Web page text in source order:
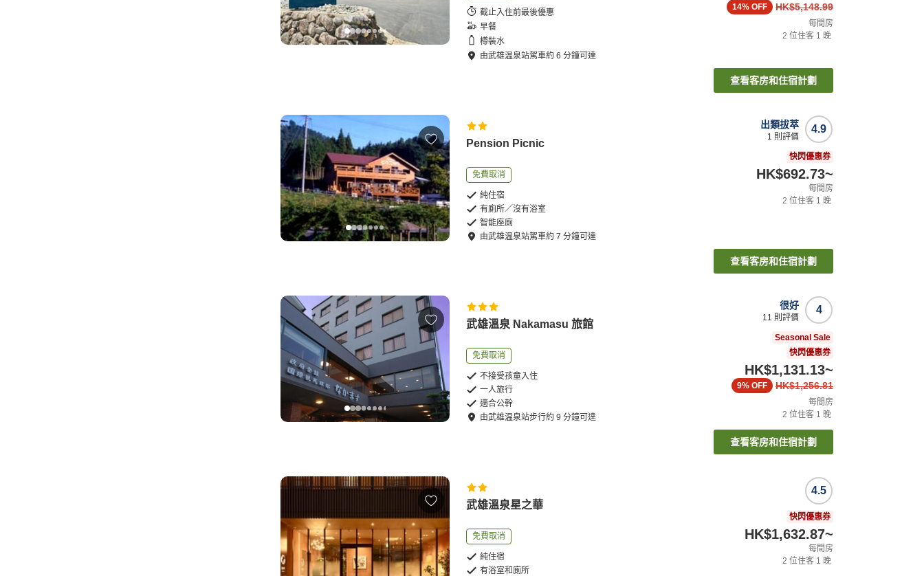
截止入住前最後優惠
早餐
樽裝水
由武雄温泉站駕車約6 分鐘可達
HK$5,148.99
14% OFF
每間房
2 位住客 1 晚
查看客房和住宿計劃
Pension Picnic
免費取消
純住宿
有廁所／沒有浴室
智能座廁
由武雄温泉站駕車約7 分鐘可達
4.9
出類拔萃
1 則評價
快閃優惠券
HK$692.73~
每間房
2 位住客 1 晚
查看客房和住宿計劃
武雄溫泉 Nakamasu 旅館
免費取消
不接受孩童入住
一人旅行
適合公幹
由武雄温泉站步行約9 分鐘可達
4
很好
11 則評價
Seasonal Sale
快閃優惠券
HK$1,131.13~
HK$1,256.81
9% OFF
每間房
2 位住客 1 晚
查看客房和住宿計劃
武雄溫泉星之華
免費取消
純住宿
有浴室和廁所
4.5
快閃優惠券
HK$1,632.87~
每間房
2 位住客 1 晚